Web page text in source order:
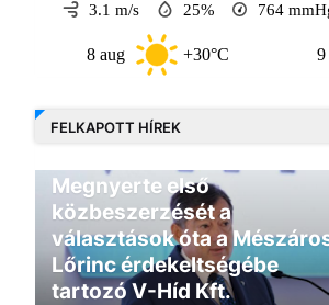
3.1 m/s 25% 764
+30°C
FELKAPOTT HÍREK
Megnyerte első
közbeszerzését a
választások óta a
Lőrinc érdekeltségébe
tartozó V-Híd Kft.